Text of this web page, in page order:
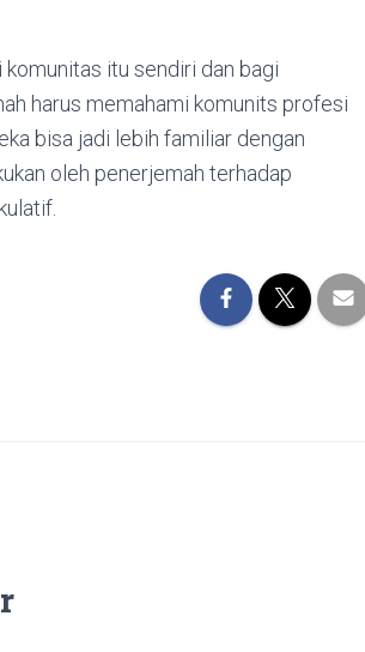
itu sendiri dan bagi
harus memahami komunits profesi
bisa jadi lebih familiar dengan
oleh penerjemah terhadap